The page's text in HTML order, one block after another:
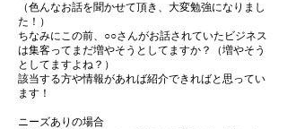
（色んなお話を聞かせて頂き、大変勉強になりまし
た！）
ちなみにこの前、○○さんがお話されていたビジネス
は集客ってまだ増やそうとしてますか？（増やそう
としてますよね？）
該当する方や情報があれば紹介できればと思ってい
ます！
ニーズありの場合